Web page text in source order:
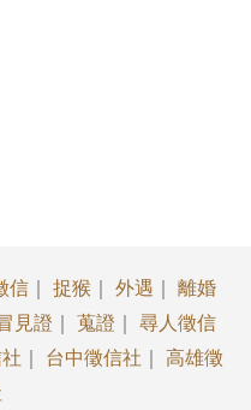
信 捉猴 外遇
離婚
見證 蒐證
尋人徵信
台中徵信社
高雄徵